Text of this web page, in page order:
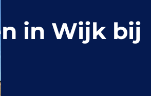
in Wijk bij